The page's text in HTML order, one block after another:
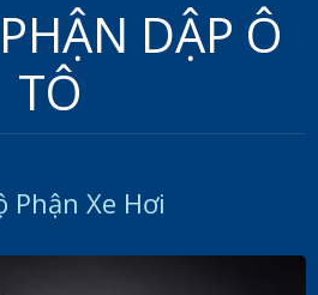
DẬP Ô
TÔ
Phận Xe Hơi